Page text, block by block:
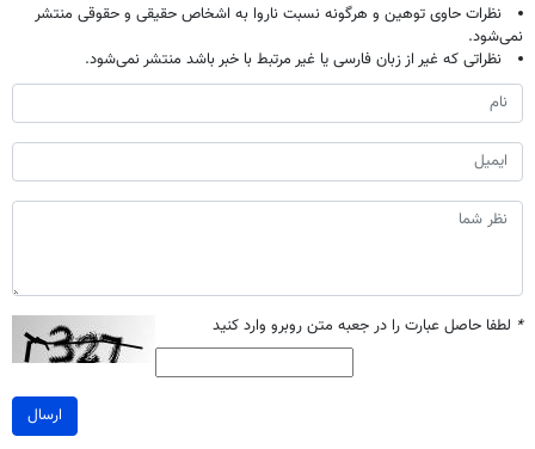
نظرات حاوی توهین و هرگونه نسبت ناروا به اشخاص حقیقی و حقوقی منتشر
نمی‌شود.
نظراتی که غیر از زبان فارسی یا غیر مرتبط با خبر باشد منتشر نمی‌شود.
* لطفا حاصل عبارت را در جعبه متن روبرو وارد کنید
ارسال